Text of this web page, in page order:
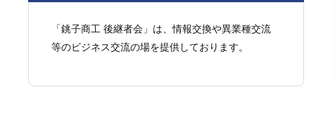
「銚子商工 後継者会」は、情報交換や異業種交流
等のビジネス交流の場を提供しております。